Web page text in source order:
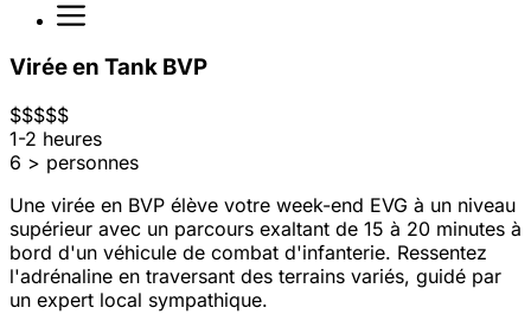
Virée en Tank BVP
$$$$$
1-2 heures
6 > personnes
Une virée en BVP élève votre week-end EVG à un niveau
supérieur avec un parcours exaltant de 15 à 20 minutes à
bord d'un véhicule de combat d'infanterie. Ressentez
l'adrénaline en traversant des terrains variés, guidé par
un expert local sympathique.